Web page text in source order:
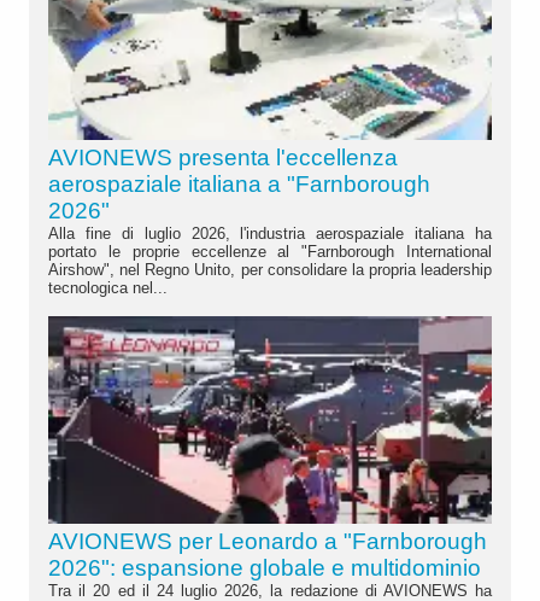
AVIONEWS presenta l'eccellenza
aerospaziale italiana a "Farnborough
2026"
Alla fine di luglio 2026, l'industria aerospaziale italiana ha
portato le proprie eccellenze al "Farnborough International
Airshow", nel Regno Unito, per consolidare la propria leadership
tecnologica nel...
AVIONEWS per Leonardo a "Farnborough
2026": espansione globale e multidominio
Tra il 20 ed il 24 luglio 2026, la redazione di AVIONEWS ha